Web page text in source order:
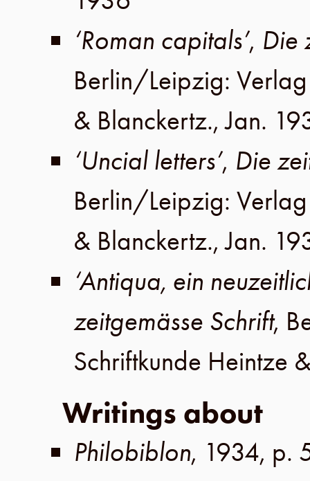
‘Roman capitals’, Die
Berlin/Leipzig:
& Blanckertz.,Jan.
‘Uncial letters’, Die
Berlin/Leipzig:
& Blanckertz.,Jan.
‘Antiqua, ein
zeitgemässe Schrift,
Schriftkunde Heintze
Writings about
Philobiblon, 1934, p.